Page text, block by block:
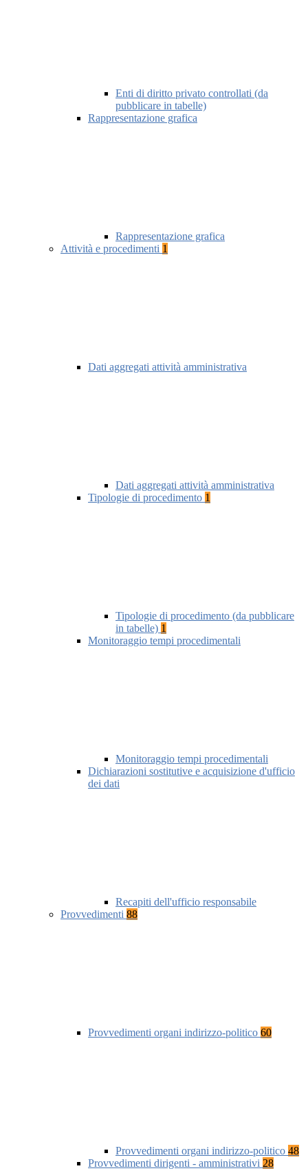
Enti di diritto privato controllati (da
pubblicare in tabelle)
Rappresentazione grafica
Rappresentazione grafica
Attività e procedimenti 1
Dati aggregati attività amministrativa
Dati aggregati attività amministrativa
Tipologie di procedimento 1
Tipologie di procedimento (da pubblicare
in tabelle) 1
Monitoraggio tempi procedimentali
Monitoraggio tempi procedimentali
Dichiarazioni sostitutive e acquisizione d'ufficio
dei dati
Recapiti dell'ufficio responsabile
Provvedimenti 88
Provvedimenti organi indirizzo-politico 60
Provvedimenti organi indirizzo-politico 48
Provvedimenti dirigenti - amministrativi 28